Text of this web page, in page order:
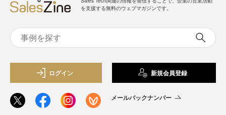
を支援する無料のウェブマガジンです。
ログイン 新規会員登録
メールバックナンバー